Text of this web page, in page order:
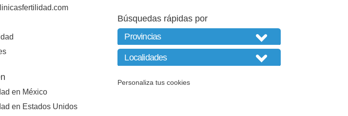
en México
en Estados Unidos
Búsquedas rápidas por
Personaliza tus cookies